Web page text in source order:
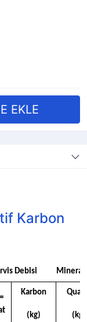
Karbon
Debisi
Karbon
(kg) (kg)